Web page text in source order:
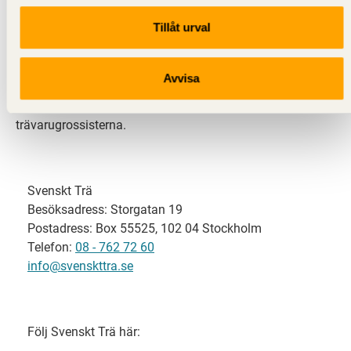
Tillåt urval
Avvisa
Svenskt Trä representerar svensk sågverksindustri
och är en del av branschorganisationen
svensk limträ-, KL-trä- och förpackningsindustri samt
trävarugrossisterna.
Svenskt Trä
Besöksadress: Storgatan 19
Postadress: Box 55525, 102 04 Stockholm
Telefon: 08 - 762 72 60
info@svenskttra.se
Följ Svenskt Trä här: